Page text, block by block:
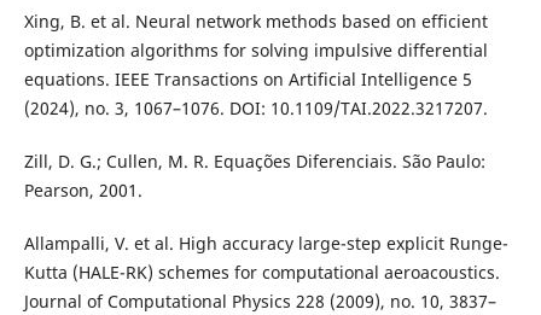
Xing, B. et al. Neural network methods based on efficient
optimization algorithms for solving impulsive differential
equations. IEEE Transactions on Artificial Intelligence 5
(2024), no. 3, 1067–1076. DOI: 10.1109/TAI.2022.3217207.
Zill, D. G.; Cullen, M. R. Equações Diferenciais. São Paulo:
Pearson, 2001.
Allampalli, V. et al. High accuracy large-step explicit Runge-
Kutta (HALE-RK) schemes for computational aeroacoustics.
Journal of Computational Physics 228 (2009), no. 10, 3837–